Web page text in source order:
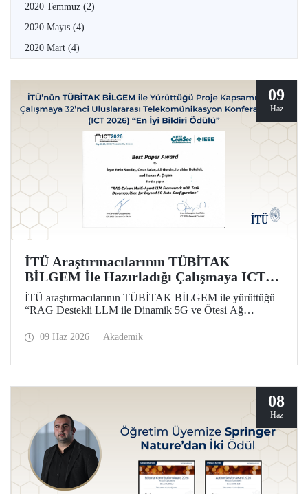
2020 Temmuz (2)
2020 Mayıs (4)
2020 Mart (4)
09
Haz
İTÜ Araştırmacılarının TÜBİTAK
BİLGEM İle Hazırladığı Çalışmaya ICT
2026’da En İyi Bildiri Ödülü
İTÜ araştırmacılarının TÜBİTAK BİLGEM ile yürüttüğü
“RAG Destekli LLM ile Dinamik 5G ve Ötesi Ağ
Uluslararası Telekomünikasyon Konferansı (ICT 2026)
09 Haz 2026 Akademik
08
Haz